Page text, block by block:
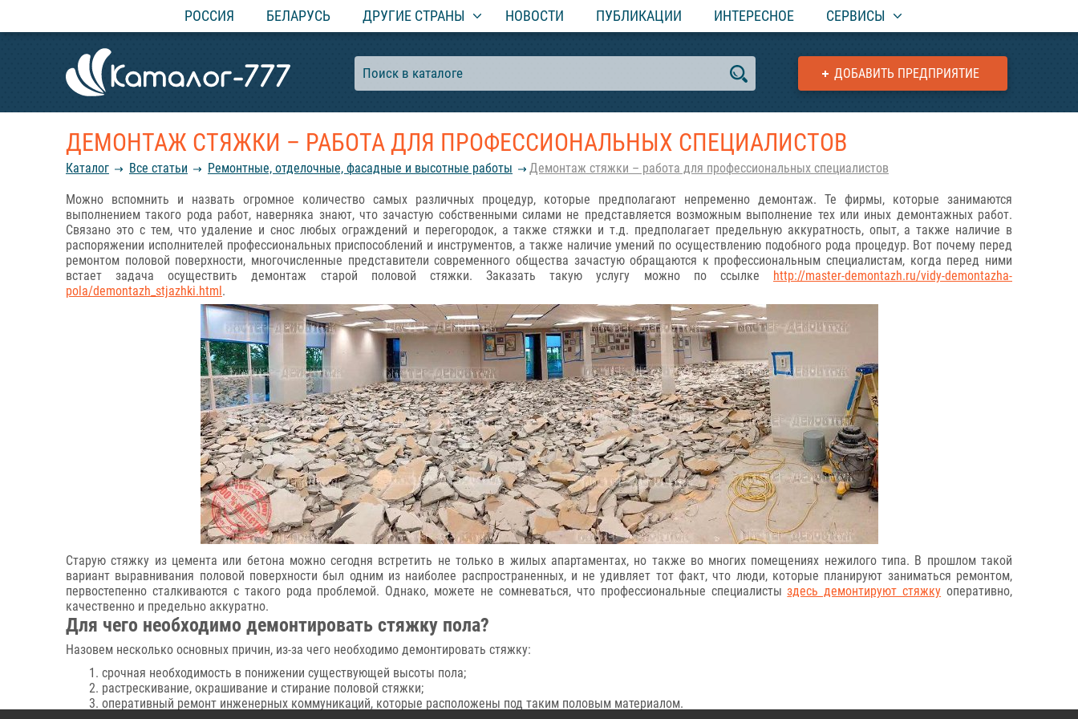
РОССИЯ БЕЛАРУСЬ ДРУГИЕ СТРАНЫ НОВОСТИ ПУБЛИКАЦИИ ИНТЕРЕСНОЕ СЕРВИСЫ
ДОБАВИТЬ ПРЕДПРИЯТИЕ
ДЕМОНТАЖ СТЯЖКИ – РАБОТА ДЛЯ ПРОФЕССИОНАЛЬНЫХ СПЕЦИАЛИСТОВ
Каталог Все статьи Ремонтные, отделочные, фасадные и высотные работы Демонтаж стяжки – работа для профессиональных специалистов
Можно вспомнить и назвать огромное количество самых различных процедур, которые предполагают непременно демонтаж. Те фирмы, которые занимаются
выполнением такого рода работ, наверняка знают, что зачастую собственными силами не представляется возможным выполнение тех или иных демонтажных работ.
Связано это с тем, что удаление и снос любых ограждений и перегородок, а также стяжки и т.д. предполагает предельную аккуратность, опыт, а также наличие в
распоряжении исполнителей профессиональных приспособлений и инструментов, а также наличие умений по осуществлению подобного рода процедур. Вот почему перед
ремонтом половой поверхности, многочисленные представители современного общества зачастую обращаются к профессиональным специалистам, когда перед ними
встает задача осуществить демонтаж старой половой стяжки. Заказать такую услугу можно по ссылке http://master-demontazh.ru/vidy-demontazha-
pola/demontazh_stjazhki.html.
Старую стяжку из цемента или бетона можно сегодня встретить не только в жилых апартаментах, но также во многих помещениях нежилого типа. В прошлом такой
вариант выравнивания половой поверхности был одним из наиболее распространенных, и не удивляет тот факт, что люди, которые планируют заниматься ремонтом,
первостепенно сталкиваются с такого рода проблемой. Однако, можете не сомневаться, что профессиональные специалистыздесь демонтируют стяжку оперативно,
качественно и предельно аккуратно.
Для чего необходимо демонтировать стяжку пола?
Назовем несколько основных причин, из-за чего необходимо демонтировать стяжку:
срочная необходимость в понижении существующей высоты пола;
растрескивание, окрашивание и стирание половой стяжки;
оперативный ремонт инженерных коммуникаций, которые расположены под таким половым материалом.